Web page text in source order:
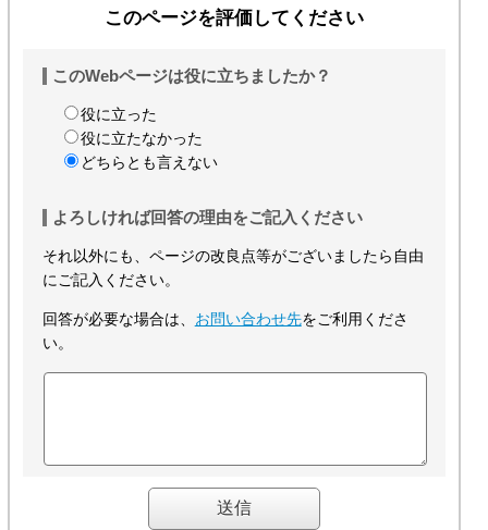
このページを評価してください
このWebページは役に立ちましたか？
役に立った
役に立たなかった
どちらとも言えない
よろしければ回答の理由をご記入ください
それ以外にも、ページの改良点等がございましたら自由
にご記入ください。
回答が必要な場合は、 お問い合わせ先をご利用くださ
い。